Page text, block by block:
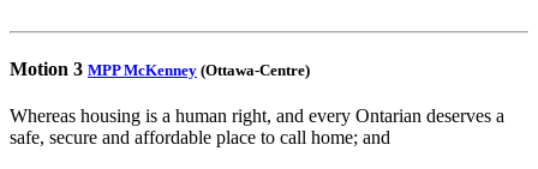
Motion 3 MPP McKenney (Ottawa-Centre)
Whereas housing is a human right, and every Ontarian deserves a
safe, secure and affordable place to call home; and